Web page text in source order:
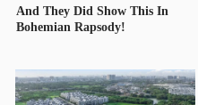
DƯƠNG